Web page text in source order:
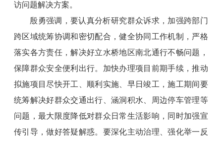
访问题解决方案。
殷勇强调，要认真分析研究群众诉求，加强跨部门
跨区域统筹协调和密切配合，健全协同工作机制，严格
落实各方责任，解决好立水桥地区南北通行不畅问题，
保障群众安全便利出行。加快办理项目前期手续，推动
拟施项目尽快开工、顺利实施、早日竣工，施工期间要
统筹解决好群众交通出行、涵洞积水、周边停车管理等
问题，最大限度降低对群众日常生活影响，同时加强宣
传引导，做好答疑解惑。要深化主动治理、强化举一反